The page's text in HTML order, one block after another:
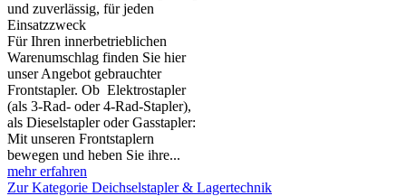
und zuverlässig, für jeden
Einsatzzweck
Für Ihren innerbetrieblichen
Warenumschlag finden Sie hier
unser Angebot gebrauchter
Frontstapler. Ob Elektrostapler
(als 3-Rad- oder 4-Rad-Stapler),
als Dieselstapler oder Gasstapler:
Mit unseren Frontstaplern
bewegen und heben Sie ihre...
mehr erfahren
Zur Kategorie Deichselstapler & Lagertechnik